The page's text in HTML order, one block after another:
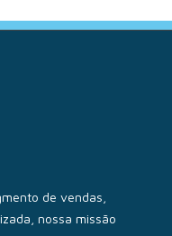
de vendas,
nossa missão